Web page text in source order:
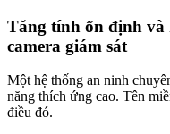
Tăng tính ổn định và
camera giám sát
Một hệ thống an ninh
năng thích ứng cao. Tên
điều đó.